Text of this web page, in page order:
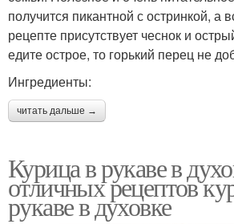
получится пикантной с остринкой, а
рецепте присутствует чеснок и
едите острое, то горький перец не
Ингредиенты:
читать дальше →
Курица в рукаве в
отличных рецептов
рукаве в духовке